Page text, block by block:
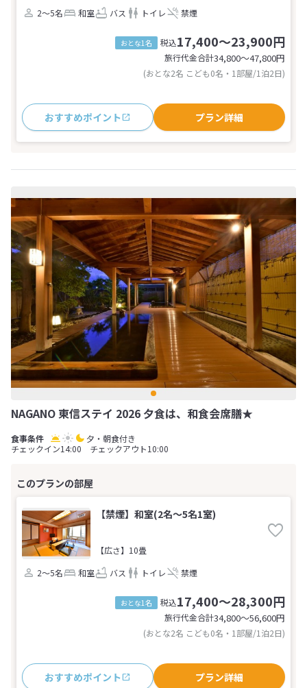
2～5名
和室 バス トイレ 禁煙
おとな1名 税込17,400～23,900円
旅行代金合計34,800〜47,800円
(おとな2名 こども0名・1部屋/1泊2日)
おすすめポイント プラン詳細
NAGANO 東信ステイ 2026 夕食は、和食会席膳★
夕・朝食付き
チェックイン14:00 チェックアウト10:00
【禁煙】和室(2名～5名1室)
【広さ】10畳
2～5名
和室 バス トイレ 禁煙
おとな1名 税込17,400～28,300円
旅行代金合計34,800〜56,600円
(おとな2名 こども0名・1部屋/1泊2日)
おすすめポイント プラン詳細